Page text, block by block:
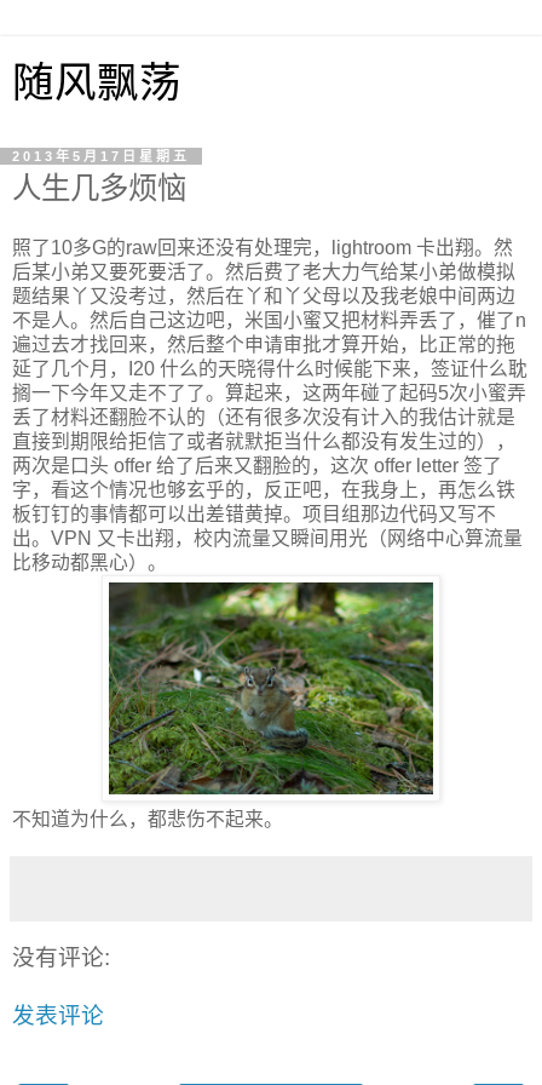
随风飘荡
2013年5月17日星期五
人生几多烦恼
照了10多G的raw回来还没有处理完，lightroom 卡出翔。然
后某小弟又要死要活了。然后费了老大力气给某小弟做模拟
题结果丫又没考过，然后在丫和丫父母以及我老娘中间两边
不是人。然后自己这边吧，米国小蜜又把材料弄丢了，催了n
遍过去才找回来，然后整个申请审批才算开始，比正常的拖
延了几个月，I20 什么的天晓得什么时候能下来，签证什么耽
搁一下今年又走不了了。算起来，这两年碰了起码5次小蜜弄
丢了材料还翻脸不认的（还有很多次没有计入的我估计就是
直接到期限给拒信了或者就默拒当什么都没有发生过的），
两次是口头 offer 给了后来又翻脸的，这次 offer letter 签了
字，看这个情况也够玄乎的，反正吧，在我身上，再怎么铁
板钉钉的事情都可以出差错黄掉。项目组那边代码又写不
出。VPN 又卡出翔，校内流量又瞬间用光（网络中心算流量
比移动都黑心）。
不知道为什么，都悲伤不起来。
没有评论:
发表评论